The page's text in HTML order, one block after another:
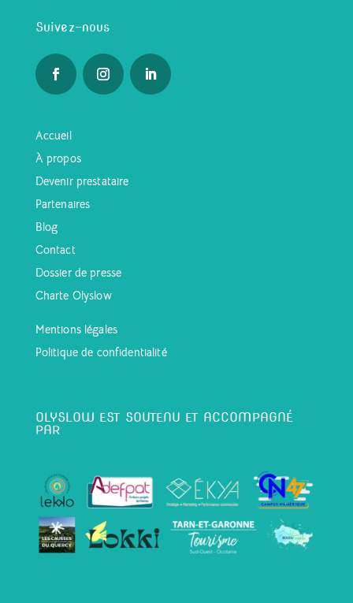
Suivez-nous
Accueil
À propos
Devenir prestataire
Partenaires
Blog
Contact
Dossier de presse
Charte Olyslow
Mentions légales
Politique de confidentialité
OLYSLOW EST SOUTENU ET ACCOMPAGNÉ
PAR